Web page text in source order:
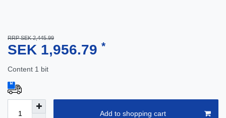
RRP SEK 2,445.99
SEK 1,956.79 *
Content 1 bit
Add to shopping cart